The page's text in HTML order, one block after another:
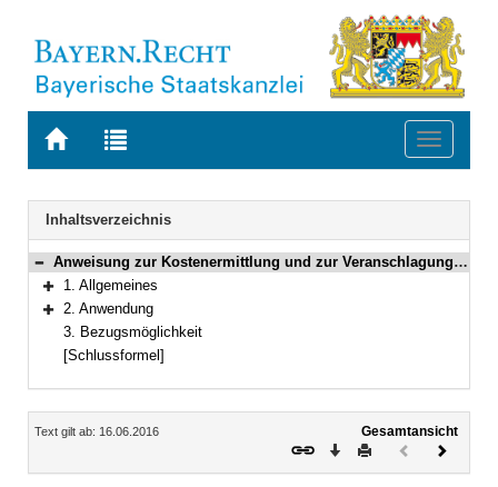
Zur
BAYERN.RECHT
Zur
letzten
Suche
Toggle
Navigation
Inhaltsverzeichnis
Bereich reduzieren
Anweisung zur Kostenermittlung und zur Veranschlagung von Straßenbaumaßnahmen, Ausgabe 2014, AKVS 2014
Bereich erweitern
1. Allgemeines
Bereich erweitern
2. Anwendung
3. Bezugsmöglichkeit
[Schlussformel]
Inhalt
Text gilt ab: 16.06.2016
Gesamtansicht
Download
DruckenVorheriges